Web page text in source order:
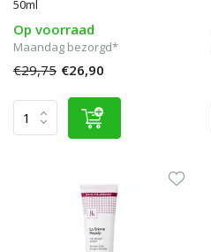
50ml
Op voorraad
Maandag bezorgd*
€29,75 €26,90